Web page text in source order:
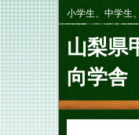
小学生、中学生
山梨県
向学舎